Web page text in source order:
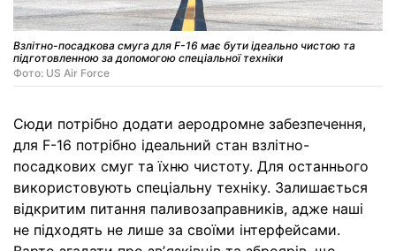
Взлітно-посадкова смуга для F-16 має бути ідеально чистою та
підготовленною за допомогою спеціальної техніки
Фото: US Air Force
Сюди потрібно додати аеродромне забезпечення,
для F-16 потрібно ідеальний стан взлітно-
посадкових смуг та їхню чистоту. Для останнього
використовують спеціальну техніку. Залишається
відкритим питання паливозаправників, адже наші
не підходять не лише за своїми інтерфейсами.